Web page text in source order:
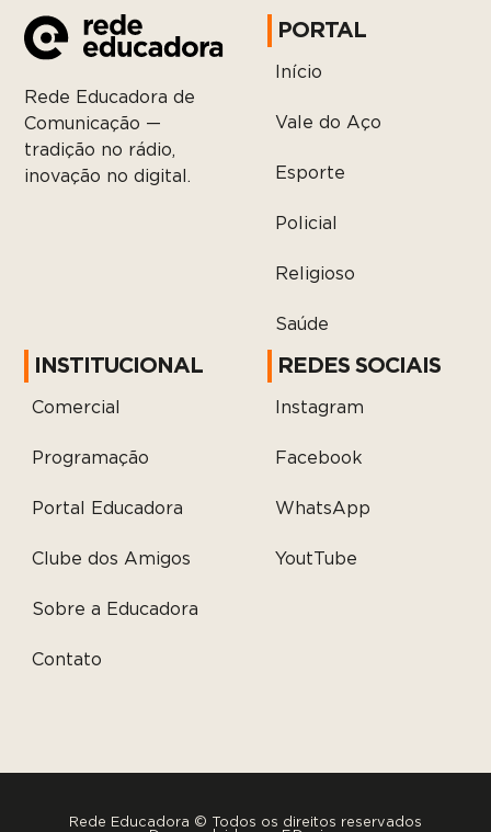
Rede Educadora de
Comunicação —
tradição no rádio,
inovação no digital.
PORTAL
Início
Vale do Aço
Esporte
Policial
Religioso
Saúde
INSTITUCIONAL
Comercial
Programação
Portal Educadora
Clube dos Amigos
Sobre a Educadora
Contato
REDES SOCIAIS
Instagram
Facebook
WhatsApp
YoutTube
Rede Educadora © Todos os direitos reservados